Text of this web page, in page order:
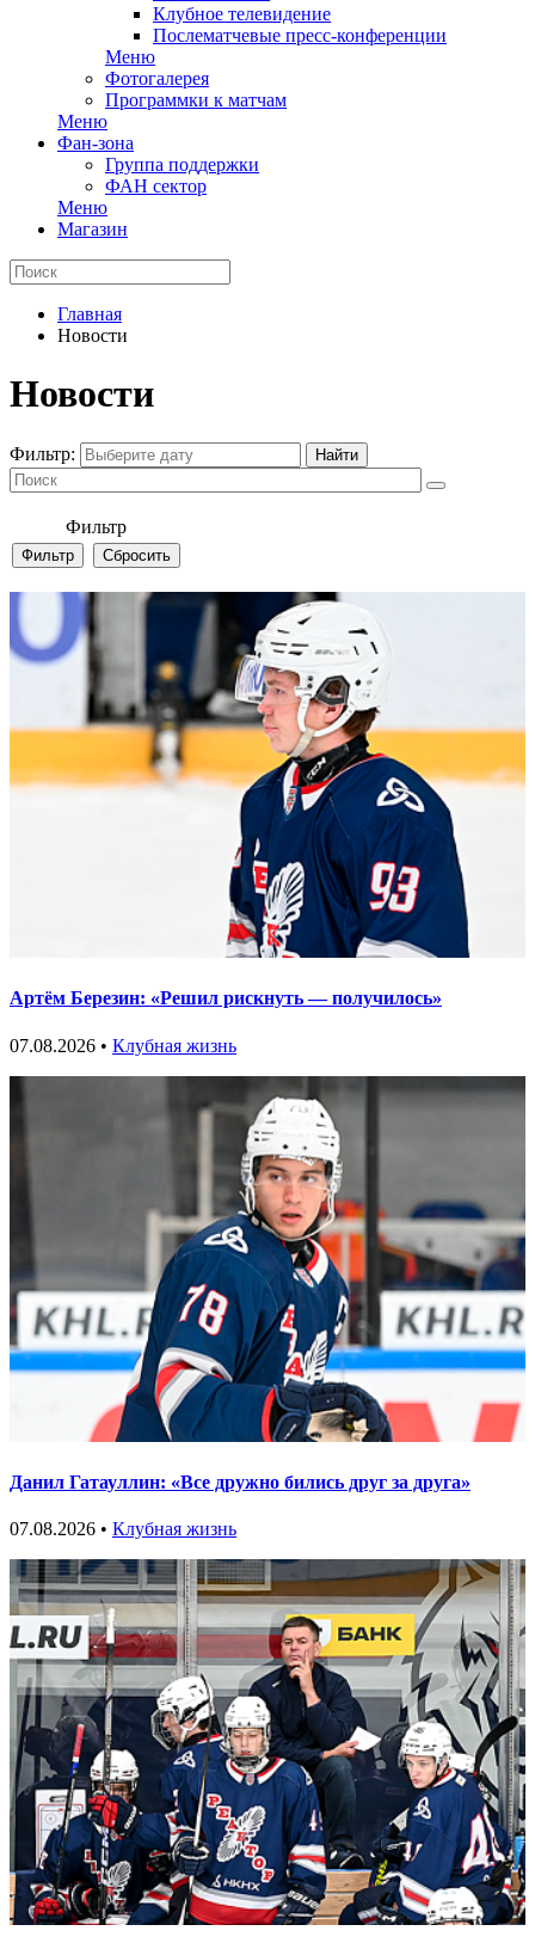
Клубное телевидение
Послематчевые пресс-конференции
Меню
Фотогалерея
Программки к матчам
Меню
Фан-зона
Группа поддержки
ФАН сектор
Меню
Магазин
Главная
Новости
Новости
Фильтр:
Фильтр
Артём Березин: «Решил рискнуть — получилось»
07.08.2026 • Клубная жизнь
Данил Гатауллин: «Все дружно бились друг за друга»
07.08.2026 • Клубная жизнь